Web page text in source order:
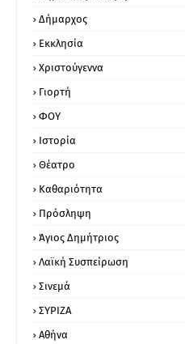
Δήμαρχος
Εκκλησία
Χριστούγεννα
Γιορτή
ΦΟΥ
Ιστορία
Θέατρο
Καθαριότητα
Πρόσληψη
Άγιος Δημήτριος
Λαϊκή Συσπείρωση
Σινεμά
ΣΥΡΙΖΑ
Αθήνα